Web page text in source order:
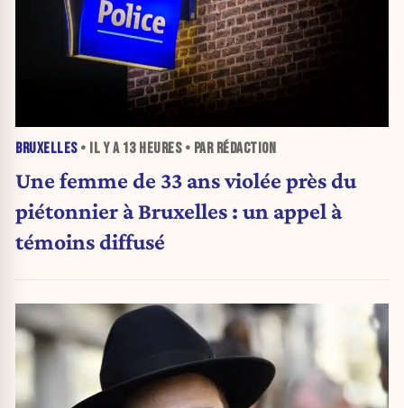
BRUXELLES• IL Y A 13 HEURES• PAR RÉDACTION
Une femme de 33 ans violée près du
piétonnier à Bruxelles : un appel à
témoins diffusé